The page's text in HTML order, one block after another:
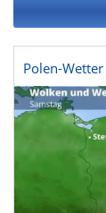
Polen-Wetter